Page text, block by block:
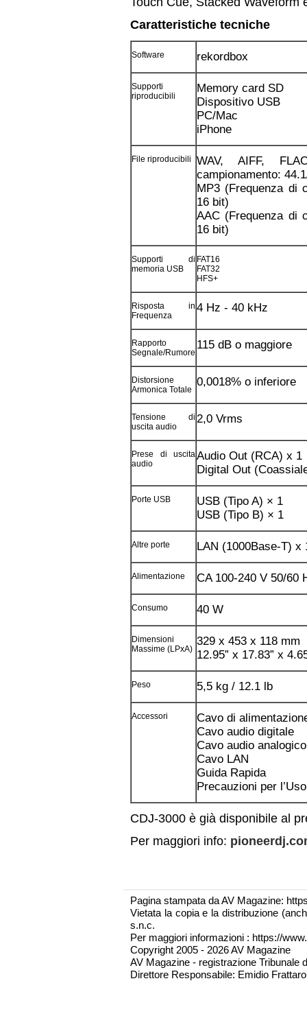
Caratteristiche tecniche
Software rekordbox
Supporti
riproducibili
Memory card SD
Dispositivo USB
PC/Mac
iPhone
File riproducibili
WAV, AIFF,
campionamento:
MP3 (Frequenza di
16 bit)
AAC (Frequenza di
16 bit)
Supporti di
memoria USB
FAT16
FAT32
HFS+
Risposta in
Frequenza
4 Hz - 40 kHz
Rapporto
Segnale/Rumore
115 dB o maggiore
Distorsione
Armonica Totale
0,0018% o inferiore
Tensione di
uscita audio
2,0 Vrms
Prese di uscita
audio
Audio Out (RCA) x 1
Digital Out
Porte USB
USB (Tipo A) × 1
USB (Tipo B) × 1
Altre porte LAN (1000Base-T) x
Alimentazione CA 100-240 V 50/60
Consumo 40 W
Dimensioni
Massime (LPxA)
329 x 453 x 118 mm
12.95” x 17.83” x
Peso 5,5 kg / 12.1 lb
Accessori
Cavo di
Cavo audio digitale
Cavo audio analogico
Cavo LAN
Guida Rapida
Precauzioni per l’Uso
CDJ-3000 è già disponibile al
Per maggiori info:
Pagina stampata da AV Magazine:
Vietata la copia e la distribuzione
s.n.c.
Per maggiori informazioni : https://
Copyright 2005 - 2026 AV Magazine
AV Magazine - registrazione Tribunale
Direttore Responsabile: Emidio